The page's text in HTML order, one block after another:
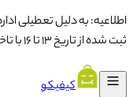
اطلاعیه: به دلیل تعطیلی
ثبت شده از تاریخ ۱۳ تا ۱۶ با تاخیر ارسال خواهند شد.
کیفیکو